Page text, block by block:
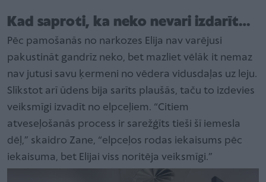
Kad saproti, ka neko nevari izdarīt…
Pēc pamošanās no narkozes Elija nav varējusi
pakustināt gandrīz neko, bet mazliet vēlāk it nemaz
nav jutusi savu ķermeni no vēdera vidusdaļas uz leju.
Slīkstot arī ūdens bija sarīts plaušās, taču to izdevies
veiksmīgi izvadīt no elpceļiem. “Citiem
atveseļošanās process ir sarežģīts tieši šī iemesla
dēļ,” skaidro Zane, “elpceļos rodas iekaisums pēc
iekaisuma, bet Elijai viss noritēja veiksmīgi.”